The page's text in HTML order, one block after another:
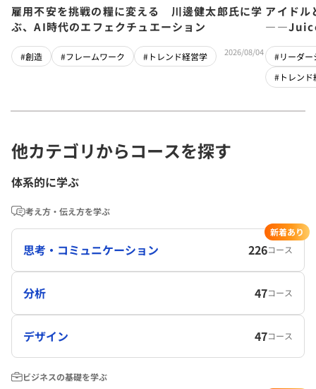
雇用不安を挑戦の糧に変える 川邊健太郎氏に学
ぶ、AI時代のエフェクチュエーション
#創造 #フレームワーク #トレンド経営学 2026/08/04
アイドル
チーム
#リーダー
#トレンド
他カテゴリからコースを探す
体系的に学ぶ
考え方・伝え方を学ぶ
思考・コミュニケーション 226コース
新着あり
分析 47コース
デザイン 47コース
ビジネスの基礎を学ぶ